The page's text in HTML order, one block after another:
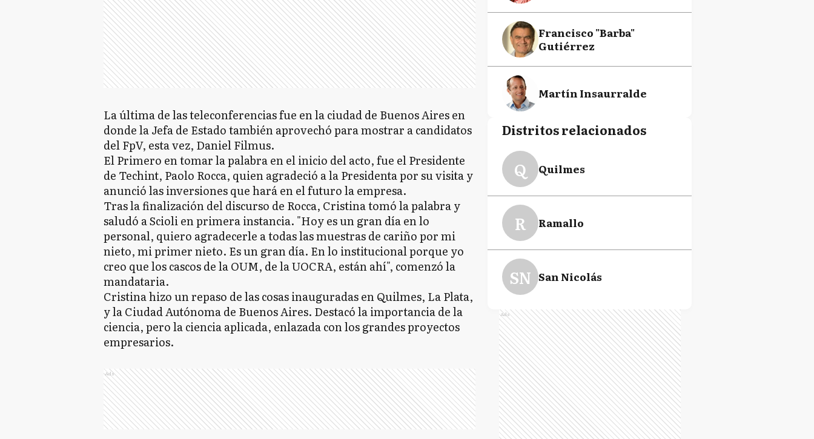
La última de las teleconferencias fue en la ciudad de Buenos Aires en
donde la Jefa de Estado también aprovechó para mostrar a candidatos
del FpV, esta vez, Daniel Filmus.
El Primero en tomar la palabra en el inicio del acto, fue el Presidente
de Techint, Paolo Rocca, quien agradeció a la Presidenta por su visita y
anunció las inversiones que hará en el futuro la empresa.
Tras la finalización del discurso de Rocca, Cristina tomó la palabra y
saludó a Scioli en primera instancia. "Hoy es un gran día en lo
personal, quiero agradecerle a todas las muestras de cariño por mi
nieto, mi primer nieto. Es un gran día. En lo institucional porque yo
creo que los cascos de la OUM, de la UOCRA, están ahí", comenzó la
mandataria.
Cristina hizo un repaso de las cosas inauguradas en Quilmes, La Plata,
y la Ciudad Autónoma de Buenos Aires. Destacó la importancia de la
ciencia, pero la ciencia aplicada, enlazada con los grandes proyectos
empresarios.
Ads
Francisco "Barba"
Gutiérrez
Martín Insaurralde
Distritos relacionados
Q Quilmes
R Ramallo
SN San Nicolás
Ads